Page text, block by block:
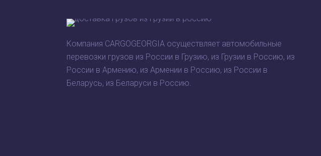
Компания CARGOGEORGIA осуществляет автомобильные
перевозки грузов из России в Грузию, из Грузии в Россию, из
России в Армению, из Армении в Россию, из России в
Беларусь, из Беларуси в Россию.